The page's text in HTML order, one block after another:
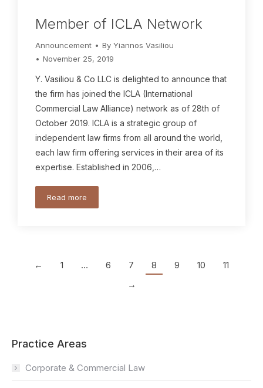
Member of ICLA Network
Announcement By Yiannos Vasiliou
November 25, 2019
Y. Vasiliou & Co LLC is delighted to announce that
the firm has joined the ICLA (International
Commercial Law Alliance) network as of 28th of
October 2019. ICLA is a strategic group of
independent law firms from all around the world,
each law firm offering services in their area of its
expertise. Established in 2006,…
Read more
← 1 … 6 7 8 9 10
11
→
Practice Areas
Corporate & Commercial Law